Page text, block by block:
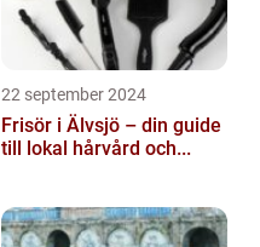
22 september 2024
Frisör i Älvsjö – din guide
till lokal hårvård och...